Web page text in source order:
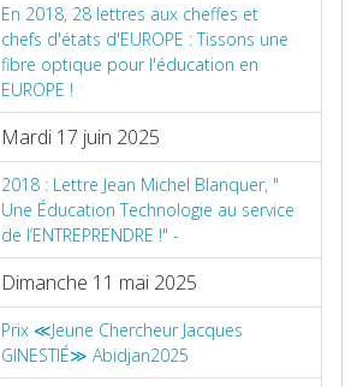
En 2018, 28 lettres aux cheffes et
chefs d'états d'EUROPE : Tissons une
fibre optique pour l'éducation en
EUROPE !
Mardi 17 juin 2025
2018 : Lettre Jean Michel Blanquer, "
Une Éducation Technologie au service
de l’ENTREPRENDRE !" -
Dimanche 11 mai 2025
Prix ≪Jeune Chercheur Jacques
GINESTIÉ≫ Abidjan2025